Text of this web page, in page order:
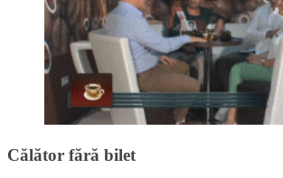
Călător fără bilet